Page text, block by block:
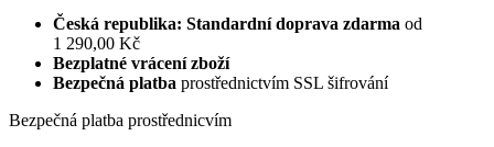
Česká republika: Standardní doprava zdarma od
1 290,00 Kč
Bezplatné vrácení zboží
Bezpečná platba prostřednictvím SSL šifrování
Bezpečná platba prostřednicvím